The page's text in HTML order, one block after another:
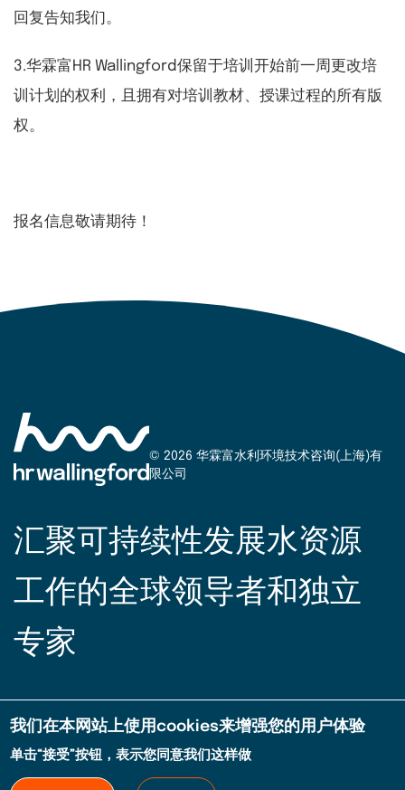
回复告知我们。
3.华霖富HR Wallingford保留于培训开始前一周更改培
训计划的权利，且拥有对培训教材、授课过程的所有版
权。
报名信息敬请期待！
汇聚可持续性发展水资源
工作的全球领导者和独立
专家
© 2026 华霖富水利环境技术咨询(上海)有
限公司
Legal
使用条款
沪ICP备2021022949号
我们在本网站上使用cookies来增强您的用户体验
单击“接受”按钮，表示您同意我们这样做